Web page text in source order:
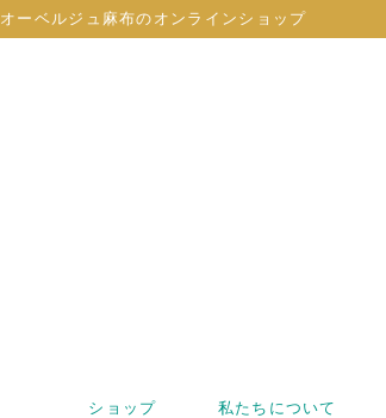
オーベルジュ麻布のオンラインショップ
ショップ 私たちについて